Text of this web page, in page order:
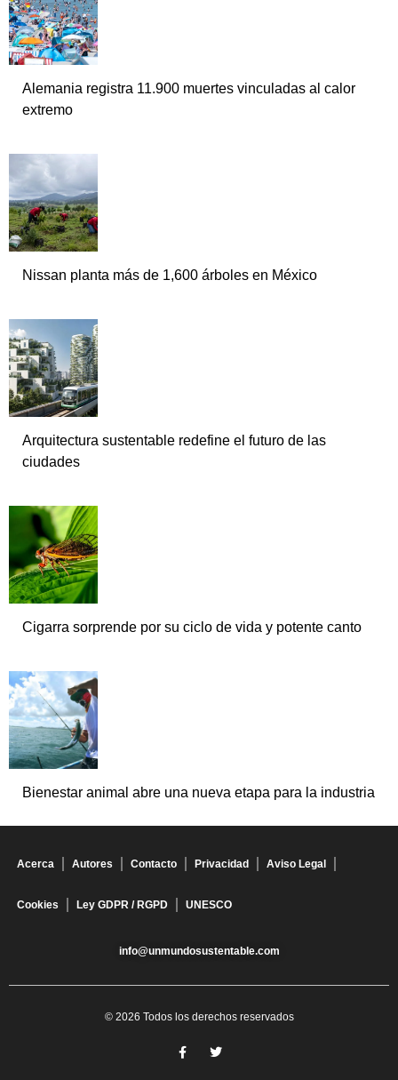
Alemania registra 11.900 muertes vinculadas al calor
extremo
Nissan planta más de 1,600 árboles en México
Arquitectura sustentable redefine el futuro de las
ciudades
Cigarra sorprende por su ciclo de vida y potente canto
Bienestar animal abre una nueva etapa para la industria
Acerca Autores Contacto Privacidad Aviso Legal
Cookies Ley GDPR / RGPD UNESCO
info@unmundosustentable.com
© 2026 Todos los derechos reservados